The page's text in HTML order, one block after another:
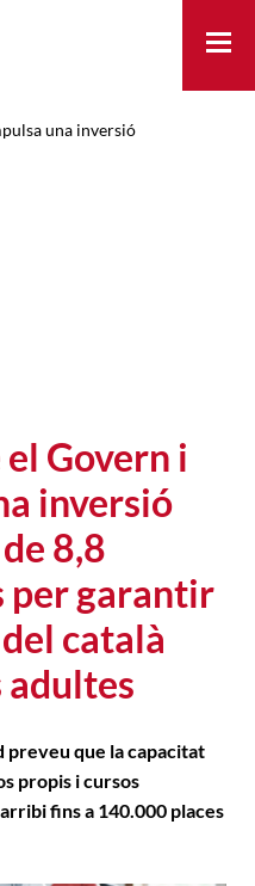
una inversió
Govern i
inversió
8,8
per garantir
català
adultes
preveu que la capacitat
propis i cursos
fins a 140.000 places